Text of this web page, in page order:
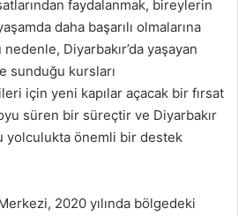
faydalanmak, bireylerin
daha başarılı olmalarına
nedenle, Diyarbakır’da yaşayan
sunduğu kursları
için yeni kapılar açacak bir fırsat
süren bir süreçtir ve Diyarbakır
yolculukta önemli bir destek
2020 yılında bölgedeki